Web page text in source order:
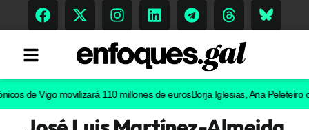
Vigo movilizará 110 millones de eurosBorja Iglesias, Ana Peleteiro o